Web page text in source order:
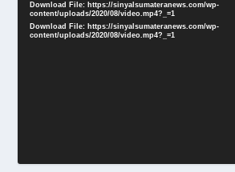
Player
Download File: https://sinyalsumateranews.com/wp-
content/uploads/2020/08/video.mp4?_=1
Download File: https://sinyalsumateranews.com/wp-
content/uploads/2020/08/video.mp4?_=1